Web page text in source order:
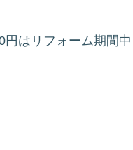
はリフォーム期間中